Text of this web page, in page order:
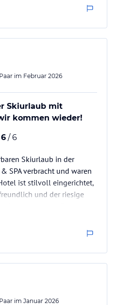
machten den
im Februar 2026
Skiurlaub mit
kommen wieder!
6 / 6
Skiurlaub in der
SPA verbracht und waren
ist stilvoll eingerichtet,
und der riesige
Frühstücksbuffet –
man sich morgens sein
frisch zubereiten
in den Skitag!
ist der Spa-Bereich: groß,
im Januar 2026